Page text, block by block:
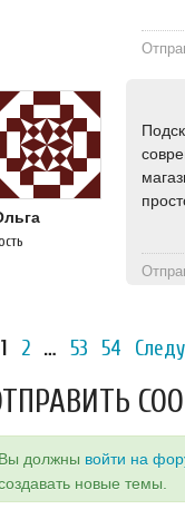
1 2 … 53 54
Вы должны войти на
новые темы.